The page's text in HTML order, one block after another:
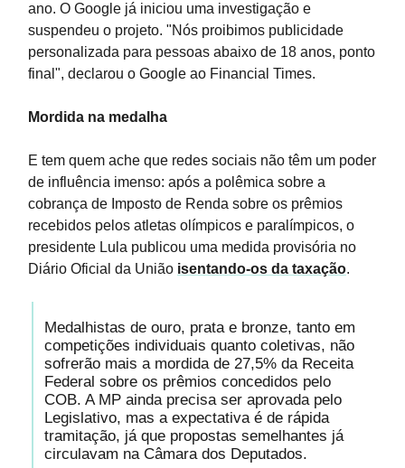
ano. O Google já iniciou uma investigação e
suspendeu o projeto. "Nós proibimos publicidade
personalizada para pessoas abaixo de 18 anos, ponto
final", declarou o Google ao Financial Times.
Mordida na medalha
E tem quem ache que redes sociais não têm um poder
de influência imenso: após a polêmica sobre a
cobrança de Imposto de Renda sobre os prêmios
recebidos pelos atletas olímpicos e paralímpicos, o
presidente Lula publicou uma medida provisória no
Diário Oficial da União isentando-os da taxação.
Medalhistas de ouro, prata e bronze, tanto em
competições individuais quanto coletivas, não
sofrerão mais a mordida de 27,5% da Receita
Federal sobre os prêmios concedidos pelo
COB. A MP ainda precisa ser aprovada pelo
Legislativo, mas a expectativa é de rápida
tramitação, já que propostas semelhantes já
circulavam na Câmara dos Deputados.